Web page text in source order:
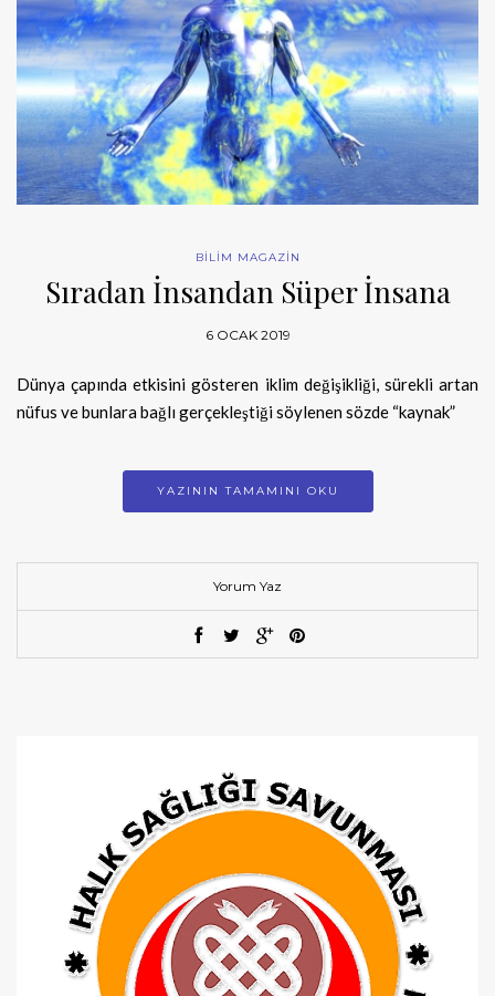
BİLİM MAGAZİN
Sıradan İnsandan Süper İnsana
6 OCAK 2019
Dünya çapında etkisini gösteren iklim değişikliği, sürekli artan
nüfus ve bunlara bağlı gerçekleştiği söylenen sözde “kaynak”
YAZININ TAMAMINI OKU
Yorum Yaz